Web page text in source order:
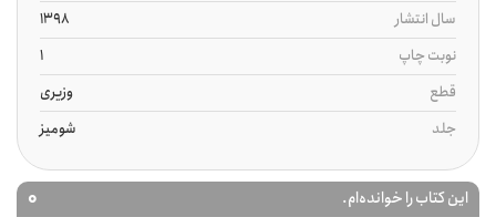
سال انتشار
1398
نوبت چاپ
1
قطع
وزیری
جلد
شومیز
این کتاب را خوانده‌ام. 0